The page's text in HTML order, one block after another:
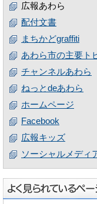
広報あわら
配付文書
まちかどgraffiti
あわら市の主要ト
チャンネルあわら
ねっとdeあわら
ホームページ
Facebook
広報キッズ
ソーシャルメディ